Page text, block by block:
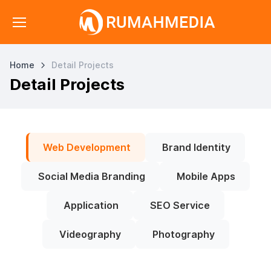
Home Detail Projects
Detail Projects
Web Development Brand Identity
Social Media Branding Mobile Apps
Application SEO Service
Videography Photography